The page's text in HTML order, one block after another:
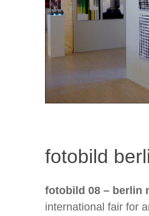
fotobild
fotobild 08 – berlin
international fair for